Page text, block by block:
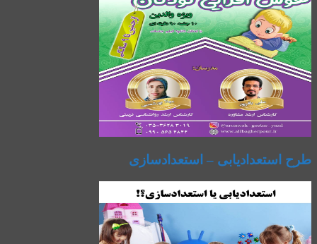
طرح استعدادیابی – استعدادسازی